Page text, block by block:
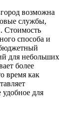
возможна
службы,
Стоимость
способа и
для небольших
более
время как
удобное для